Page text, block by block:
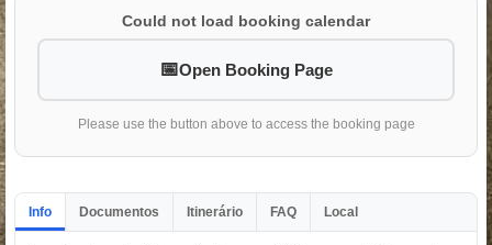
Could not load booking calendar
Open Booking Page
Please use the button above to access the booking page
Info Documentos Itinerário FAQ Local